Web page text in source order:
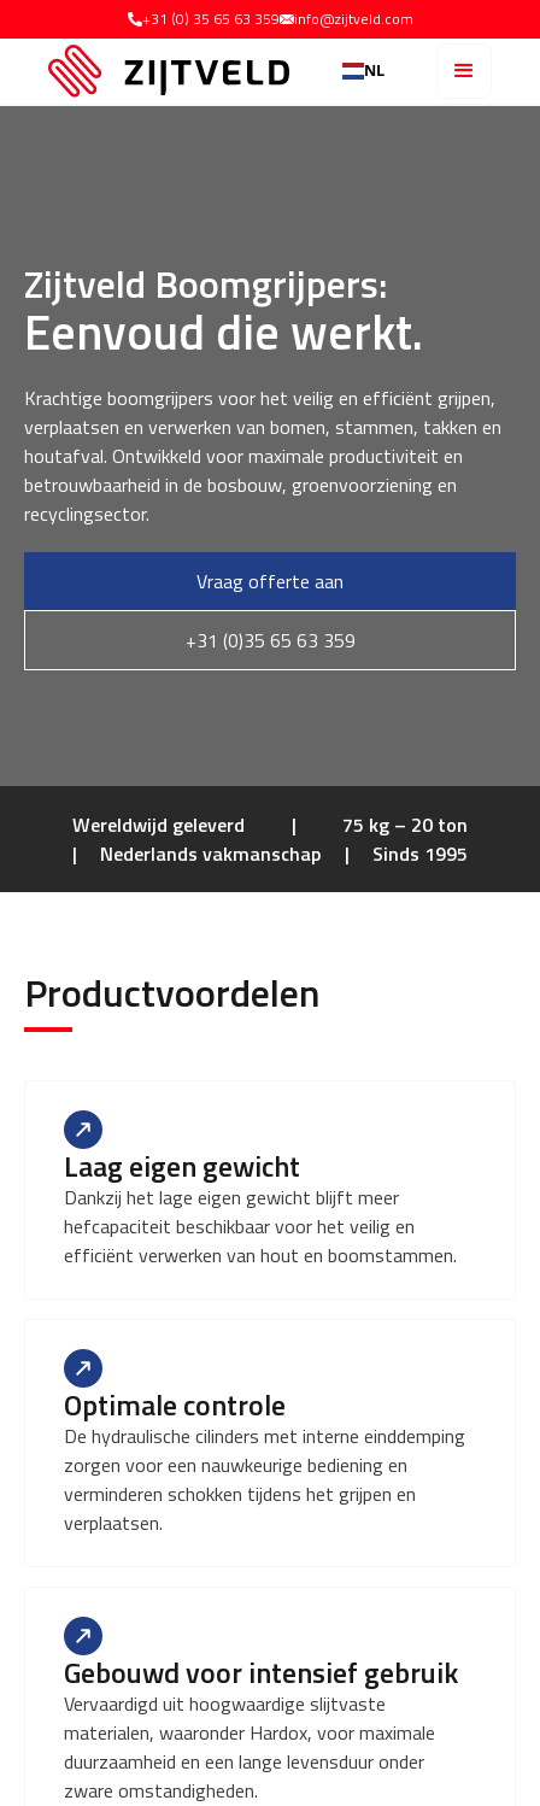
+31 (0) 35 65 63 359 info@zijtveld.com
NL
Zijtveld Boomgrijpers:
Eenvoud die werkt.
Krachtige boomgrijpers voor het veilig en efficiënt grijpen,
verplaatsen en verwerken van bomen, stammen, takken en
houtafval. Ontwikkeld voor maximale productiviteit en
betrouwbaarheid in de bosbouw, groenvoorziening en
recyclingsector.
Vraag offerte aan
+31 (0)35 65 63 359
Sinds 1995
|
Nederlands vakmanschap
|
75 kg – 20 ton
|
Wereldwijd geleverd
Productvoordelen
Laag eigen gewicht
Dankzij het lage eigen gewicht blijft meer
hefcapaciteit beschikbaar voor het veilig en
efficiënt verwerken van hout en boomstammen.
Optimale controle
De hydraulische cilinders met interne einddemping
zorgen voor een nauwkeurige bediening en
verminderen schokken tijdens het grijpen en
verplaatsen.
Gebouwd voor intensief gebruik
Vervaardigd uit hoogwaardige slijtvaste
materialen, waaronder Hardox, voor maximale
duurzaamheid en een lange levensduur onder
zware omstandigheden.